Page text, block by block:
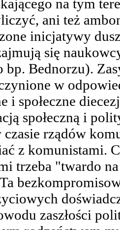
na tym
ani też
inicjatywy
się
bp. Bednorzu).
w
i społeczne
społeczną i
rządów
z komunistami.
trzeba "twardo
zaszłości